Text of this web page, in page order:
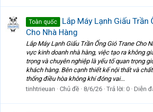
Toàn quốc
Lắp Máy Lạnh Giấu Trần
Cho Nhà Hàng
Lắp Máy Lạnh Giấu Trần Ống Gió Trane Cho
vực kinh doanh nhà hàng, việc tạo ra không
trọng và chuyên nghiệp là yếu tố quan trọng
khách hàng. Bên cạnh thiết kế nội thất và
thống điều hòa không khí đóng vai...
tinhtrieuan
Chủ đề 8/6/26 Trả lời: 0 Diễn